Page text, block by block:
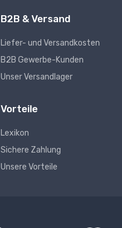
B2B & Versand
Liefer- und Versandkosten
B2B Gewerbe-Kunden
Unser Versandlager
Vorteile
Lexikon
Sichere Zahlung
Unsere Vorteile